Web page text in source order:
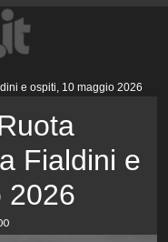
e ospiti, 10 maggio 2026
Fialdini e
2026